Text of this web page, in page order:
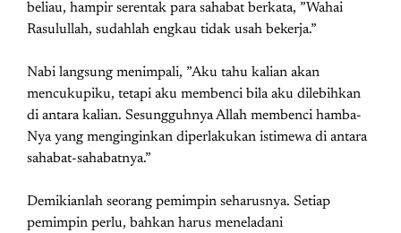
beliau, hampir serentak para sahabat berkata, ”Wahai
Rasulullah, sudahlah engkau tidak usah bekerja.”
Nabi langsung menimpali, ”Aku tahu kalian akan
mencukupiku, tetapi aku membenci bila aku dilebihkan
di antara kalian. Sesungguhnya Allah membenci hamba-
Nya yang menginginkan diperlakukan istimewa di antara
sahabat-sahabatnya.”
Demikianlah seorang pemimpin seharusnya. Setiap
pemimpin perlu, bahkan harus meneladani